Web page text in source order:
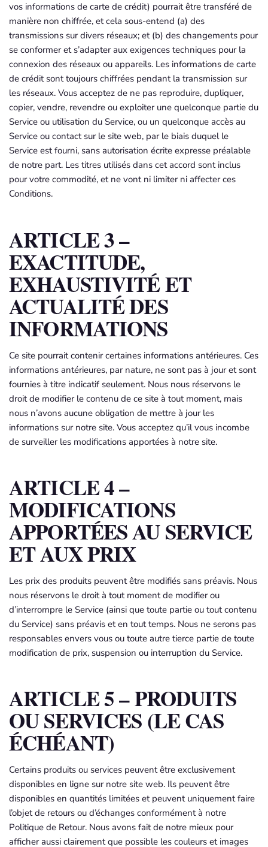
vos informations de carte de crédit) pourrait être transféré de
manière non chiffrée, et cela sous-entend (a) des
transmissions sur divers réseaux; et (b) des changements pour
se conformer et s’adapter aux exigences techniques pour la
connexion des réseaux ou appareils. Les informations de carte
de crédit sont toujours chiffrées pendant la transmission sur
les réseaux. Vous acceptez de ne pas reproduire, dupliquer,
copier, vendre, revendre ou exploiter une quelconque partie du
Service ou utilisation du Service, ou un quelconque accès au
Service ou contact sur le site web, par le biais duquel le
Service est fourni, sans autorisation écrite expresse préalable
de notre part. Les titres utilisés dans cet accord sont inclus
pour votre commodité, et ne vont ni limiter ni affecter ces
Conditions.
ARTICLE 3 –
EXACTITUDE,
EXHAUSTIVITÉ ET
ACTUALITÉ DES
INFORMATIONS
Ce site pourrait contenir certaines informations antérieures. Ces
informations antérieures, par nature, ne sont pas à jour et sont
fournies à titre indicatif seulement. Nous nous réservons le
droit de modifier le contenu de ce site à tout moment, mais
nous n’avons aucune obligation de mettre à jour les
informations sur notre site. Vous acceptez qu’il vous incombe
de surveiller les modifications apportées à notre site.
ARTICLE 4 –
MODIFICATIONS
APPORTÉES AU SERVICE
ET AUX PRIX
Les prix des produits peuvent être modifiés sans préavis. Nous
nous réservons le droit à tout moment de modifier ou
d’interrompre le Service (ainsi que toute partie ou tout contenu
du Service) sans préavis et en tout temps. Nous ne serons pas
responsables envers vous ou toute autre tierce partie de toute
modification de prix, suspension ou interruption du Service.
ARTICLE 5 – PRODUITS
OU SERVICES (LE CAS
ÉCHÉANT)
Certains produits ou services peuvent être exclusivement
disponibles en ligne sur notre site web. Ils peuvent être
disponibles en quantités limitées et peuvent uniquement faire
l’objet de retours ou d’échanges conformément à notre
Politique de Retour. Nous avons fait de notre mieux pour
afficher aussi clairement que possible les couleurs et images